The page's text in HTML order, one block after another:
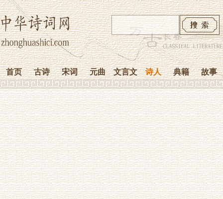
首页 古诗 宋词 元曲 文言文 诗人 典籍 故事